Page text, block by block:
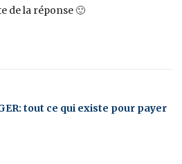
de la réponse 🙂
tout ce qui existe pour payer